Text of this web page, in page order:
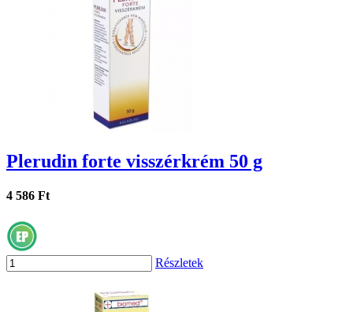
Plerudin forte visszérkrém 50 g
4 586 Ft
Részletek